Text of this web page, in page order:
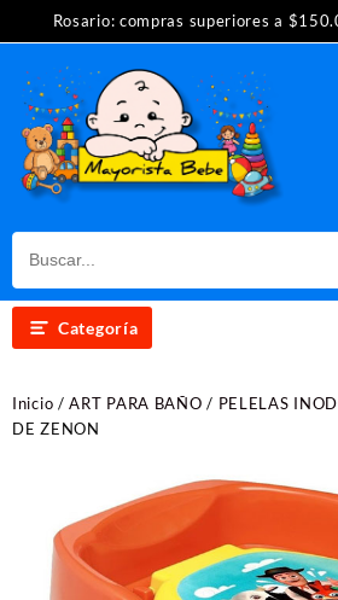
Rosario: compras superiores a
Categoría
Inicio /ART PARA BAÑO / PELELAS
DE ZENON